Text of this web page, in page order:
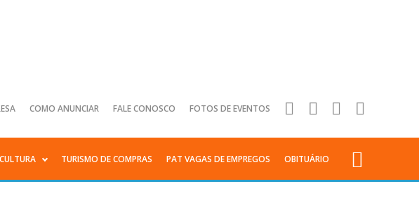
COMO ANUNCIAR FALE CONOSCO FOTOS DE EVENTOS
TURISMO DE COMPRAS PAT VAGAS DE EMPREGOS OBITUÁRIO